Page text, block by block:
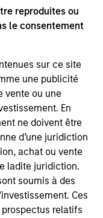
reproduites ou
le consentement
sur ce site
une publicité
vente ou une
En
ne doivent être
d’une juridiction
achat ou vente
ladite juridiction.
soumis à des
Ces
relatifs
– Q2
and
debt.